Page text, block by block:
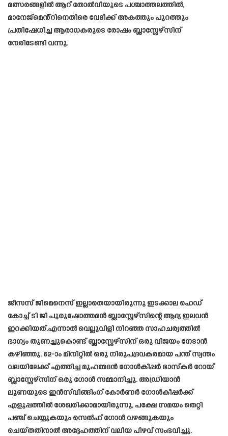
മത്സരങ്ങളിൽ ആറ് തോൽവിയുടെ പശ്ചാത്തലത്തിൽ,
മാനേജ്‌മെൻ്റിനെതിരെ വേദിക്ക് അകത്തും പുറത്തും
പ്രതിഷേധിച്ച ആരാധകരുടെ രോഷം ബ്ലാസ്റ്റേഴ്‌സിന്
നേരിടേണ്ടി വന്നു.
ജീസസ് ജിമെനെസ് ഇല്ലാതെയായിരുന്നു ഇടക്കാല ഹെഡ്
കോച്ച് ടി ജി പുരുഷോത്തമൻ ബ്ലാസ്റ്റേഴ്സിന്റെ ആദ്യ ഇലവൻ
ഇറക്കിയത്.എന്നാൽ വെല്ലുവിളി നിറഞ്ഞ സാഹചര്യത്തിൽ
ഭാഗ്യം തുണച്ചുകൊണ്ട് ബ്ലാസ്റ്റേഴ്‌സിന് ഒരു വിജയം നേടാൻ
കഴിഞ്ഞു. 62-ാം മിനിറ്റിൽ ഒരു നിരുപദ്രവകരമായ പന്ത് സ്വന്തം
വലയിലേക്ക് എത്തിച്ച മുഹമ്മദൻ ഗോൾകീപ്പർ ഭാസ്‌കർ റോയ്
ബ്ലാസ്റ്റേഴ്‌സിന് ഒരു ഗോൾ സമ്മാനിച്ചു. അഡ്രിയാൻ
ലൂണയുടെ ഇൻസ്‌വിങ്ങിംഗ് കോർണർ ഗോൾകീപ്പർക്ക്
എളുപ്പത്തിൽ ശേഖരിക്കാമായിരുന്നു, പക്ഷേ സമയം തെറ്റി
പഞ്ച് ചെയ്യുകയും സെൽഫ് ഗോൾ വഴങ്ങുകയും
ചെയ്തതിനാൽ അദ്ദേഹത്തിന് വലിയ പിഴവ് സംഭവിച്ചു.